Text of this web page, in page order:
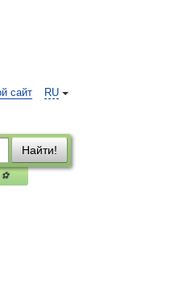
RU
сайт
Найти!